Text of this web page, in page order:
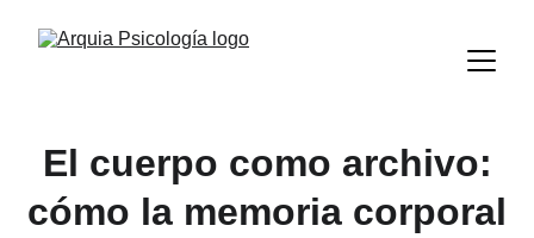
El cuerpo como archivo:
cómo la memoria corporal